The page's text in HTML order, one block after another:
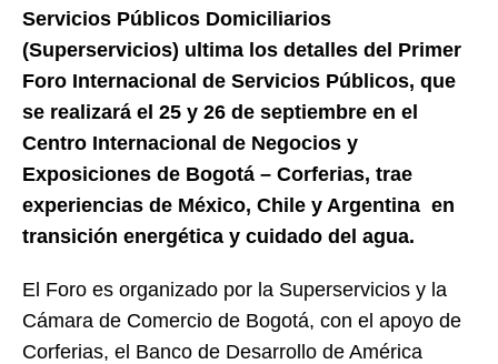
Servicios Públicos Domiciliarios
(Superservicios) ultima los detalles del Primer
Foro Internacional de Servicios Públicos, que
se realizará el 25 y 26 de septiembre en el
Centro Internacional de Negocios y
Exposiciones de Bogotá – Corferias, trae
experiencias de México, Chile y Argentina en
transición energética y cuidado del agua.
El Foro es organizado por la Superservicios y la
Cámara de Comercio de Bogotá, con el apoyo de
Corferias, el Banco de Desarrollo de América